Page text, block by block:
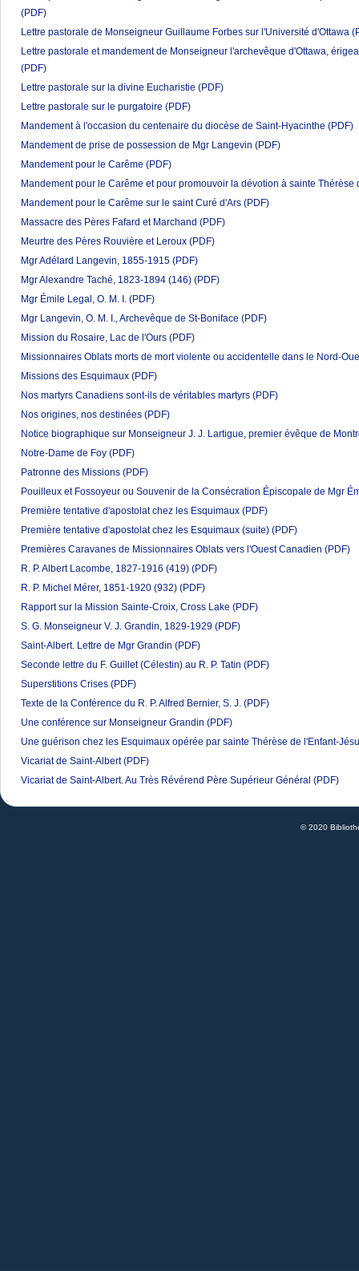
(PDF)
Lettre pastorale de Monseigneur Guillaume Forbes sur l'Université d'Ottawa
Lettre pastorale et mandement de Monseigneur l'archevêque d'Ottawa,
(PDF)
Lettre pastorale sur la divine Eucharistie (PDF)
Lettre pastorale sur le purgatoire (PDF)
Mandement à l'occasion du centenaire du diocèse de Saint-Hyacinthe (PDF)
Mandement de prise de possession de Mgr Langevin (PDF)
Mandement pour le Carême (PDF)
Mandement pour le Carême et pour promouvoir la dévotion à sainte Thérèse
Mandement pour le Carême sur le saint Curé d'Ars (PDF)
Massacre des Pères Fafard et Marchand (PDF)
Meurtre des Pères Rouvière et Leroux (PDF)
Mgr Adélard Langevin, 1855-1915 (PDF)
Mgr Alexandre Taché, 1823-1894 (146) (PDF)
Mgr Émile Legal, O. M. I. (PDF)
Mgr Langevin, O. M. I., Archevêque de St-Boniface (PDF)
Mission du Rosaire, Lac de l'Ours (PDF)
Missionnaires Oblats morts de mort violente ou accidentelle dans le Nord-
Missions des Esquimaux (PDF)
Nos martyrs Canadiens sont-ils de véritables martyrs (PDF)
Nos origines, nos destinées (PDF)
Notice biographique sur Monseigneur J. J. Lartigue, premier évêque de
Notre-Dame de Foy (PDF)
Patronne des Missions (PDF)
Pouilleux et Fossoyeur ou Souvenir de la Consécration Épiscopale de Mgr
Première tentative d'apostolat chez les Esquimaux (PDF)
Première tentative d'apostolat chez les Esquimaux (suite) (PDF)
Premières Caravanes de Missionnaires Oblats vers l'Ouest Canadien (PDF)
R. P. Albert Lacombe, 1827-1916 (419) (PDF)
R. P. Michel Mérer, 1851-1920 (932) (PDF)
Rapport sur la Mission Sainte-Croix, Cross Lake (PDF)
S. G. Monseigneur V. J. Grandin, 1829-1929 (PDF)
Saint-Albert. Lettre de Mgr Grandin (PDF)
Seconde lettre du F. Guillet (Célestin) au R. P. Tatin (PDF)
Superstitions Crises (PDF)
Texte de la Conférence du R. P. Alfred Bernier, S. J. (PDF)
Une conférence sur Monseigneur Grandin (PDF)
Une guérison chez les Esquimaux opérée par sainte Thérèse de l'Enfant-
Vicariat de Saint-Albert (PDF)
Vicariat de Saint-Albert. Au Très Révérend Père Supérieur Général (PDF)
© 2020